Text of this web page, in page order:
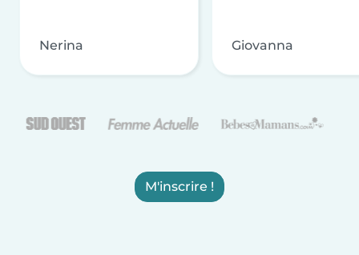
Nerina Giovanna
M'inscrire !